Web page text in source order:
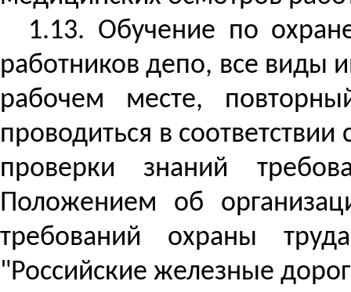
1.13. Обучение по
работников депо, все виды
рабочем месте,
проводиться в
проверки знаний
Положением об
требований охраны
"Российские железные